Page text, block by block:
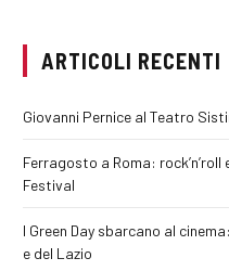
ARTICOLI RECENTI
Giovanni Pernice al Teatro
Ferragosto a Roma: rock’n’roll
Festival
I Green Day sbarcano al
e del Lazio